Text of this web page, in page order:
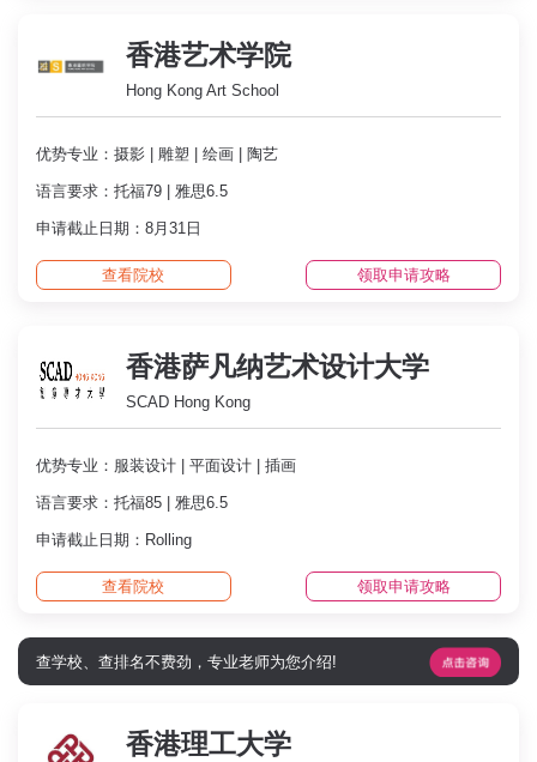
香港艺术学院
Hong Kong Art School
优势专业：摄影 | 雕塑 | 绘画 | 陶艺
语言要求：托福79 | 雅思6.5
申请截止日期：8月31日
查看院校 领取申请攻略
香港萨凡纳艺术设计大学
SCAD Hong Kong
优势专业：服装设计 | 平面设计 | 插画
语言要求：托福85 | 雅思6.5
申请截止日期：Rolling
查看院校 领取申请攻略
查学校、查排名不费劲，专业老师为您介绍!
香港理工大学